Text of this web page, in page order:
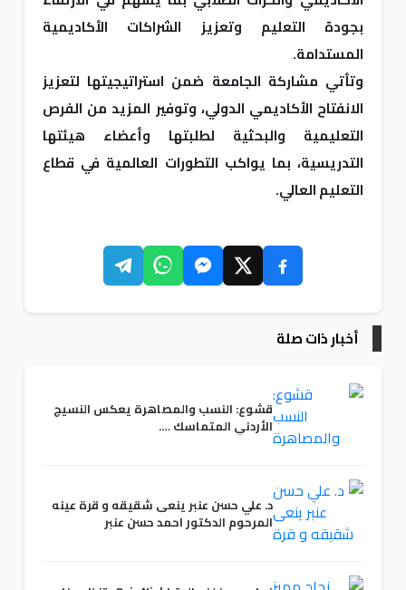
بجودة التعليم وتعزيز الشراكات الأكاديمية
المستدامة.
وتأتي مشاركة الجامعة ضمن استراتيجيتها لتعزيز
الانفتاح الأكاديمي الدولي، وتوفير المزيد من الفرص
التعليمية والبحثية لطلبتها وأعضاء هيئتها
التدريسية، بما يواكب التطورات العالمية في قطاع
التعليم العالي.
أخبار ذات صلة
قشوع: النسب والمصاهرة يعكس النسيج
الأردني المتماسك ….
د. علي حسن عنبر ينعى شقيقه و قرة عينه
المرحوم الدكتور احمد حسن عنبر